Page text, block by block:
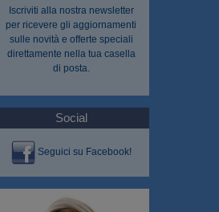
Iscriviti alla nostra newsletter
per ricevere gli aggiornamenti
sulle novità e offerte speciali
direttamente nella tua casella
di posta.
Social
Seguici su Facebook!